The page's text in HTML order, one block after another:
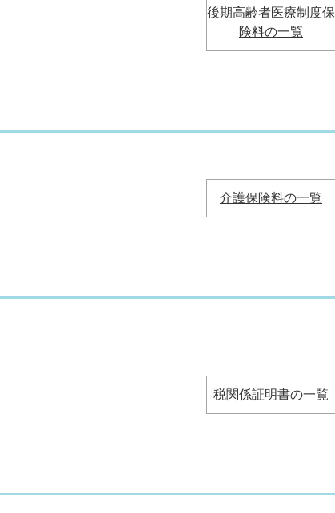
後期高齢者医療制度保
険料の一覧
介護保険料の一覧
税関係証明書の一覧